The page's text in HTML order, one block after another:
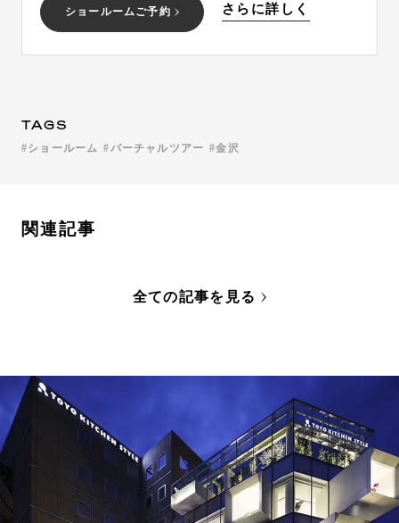
ショールームご予約 さらに詳しく
TAGS
ショールーム バーチャルツアー 金沢
関連記事
全ての記事を見る